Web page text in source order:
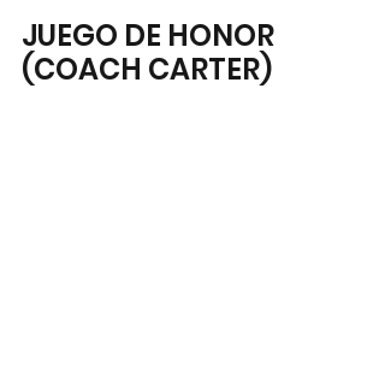
JUEGO DE HONOR
(COACH CARTER)